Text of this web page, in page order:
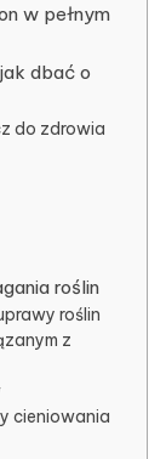
w pełnym
dbać o
do zdrowia
roślin
roślin
z
cieniowania